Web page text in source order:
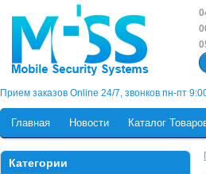
Прием заказов Online 24/7, звонков пн-пт
Главная Новости Каталог
Категории